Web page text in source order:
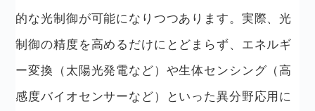
的な光制御が可能になりつつあります。実際、光
制御の精度を高めるだけにとどまらず、エネルギ
ー変換（太陽光発電など）や生体センシング（高
感度バイオセンサーなど）といった異分野応用に